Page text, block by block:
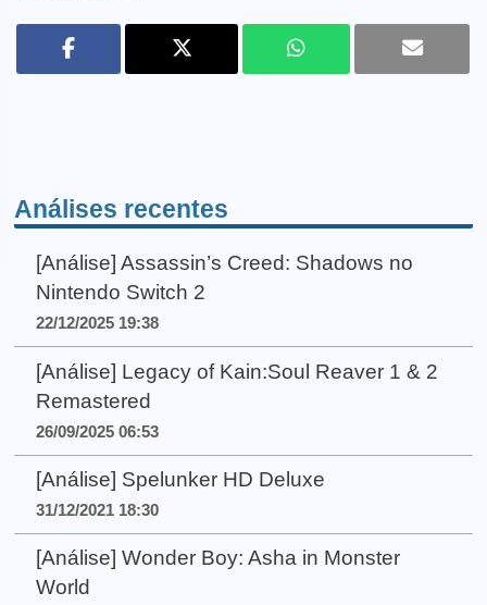
Análises recentes
[Análise] Assassin’s Creed: Shadows no
Nintendo Switch 2
22/12/2025 19:38
[Análise] Legacy of Kain:Soul Reaver 1 & 2
Remastered
26/09/2025 06:53
[Análise] Spelunker HD Deluxe
31/12/2021 18:30
[Análise] Wonder Boy: Asha in Monster
World